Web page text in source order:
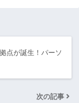
点が誕生！パーソ
次の記事